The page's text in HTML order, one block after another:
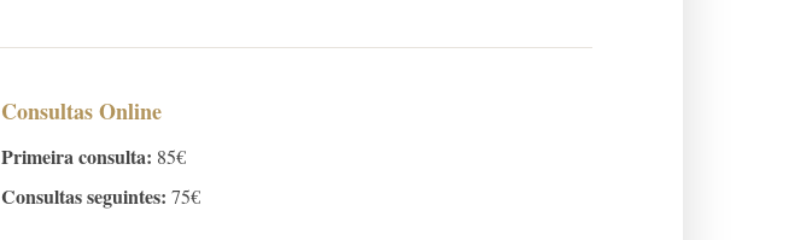
Consultas Online
Primeira consulta: 85€
Consultas seguintes: 75€